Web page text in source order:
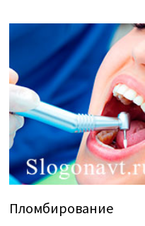
Пломбирование